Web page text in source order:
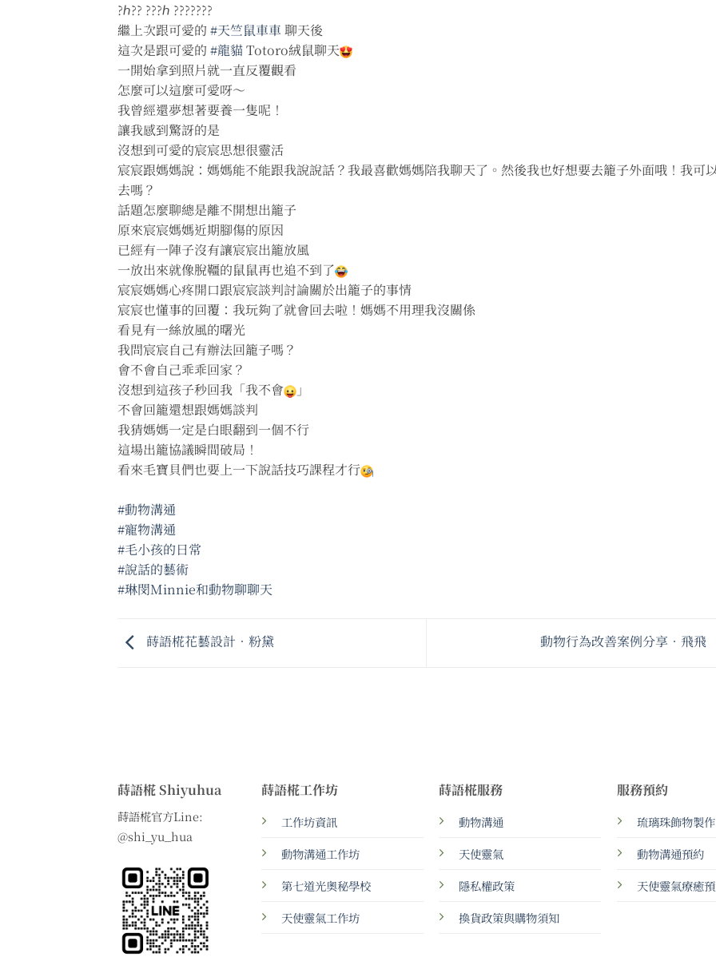
?ℎ?? ???ℎ ???????
繼上次跟可愛的 #天竺鼠車車 聊天後
這次是跟可愛的 #龍貓Totoro絨鼠聊天
一開始拿到照片就一直反覆觀看
怎麼可以這麼可愛呀～
我曾經還夢想著要養一隻呢！
讓我感到驚訝的是
沒想到可愛的宸宸思想很靈活
宸宸跟媽媽說：媽媽能不能跟我說說話？我最喜歡媽媽陪我聊天了。然後我也好想要去籠子外面哦！我可
去嗎？
話題怎麼聊總是離不開想出籠子
原來宸宸媽媽近期腳傷的原因
已經有一陣子沒有讓宸宸出籠放風
一放出來就像脫韁的鼠鼠再也追不到了
宸宸媽媽心疼開口跟宸宸談判討論關於出籠子的事情
宸宸也懂事的回覆：我玩夠了就會回去啦！媽媽不用理我沒關係
看見有一絲放風的曙光
我問宸宸自己有辦法回籠子嗎？
會不會自己乖乖回家？
沒想到這孩子秒回我「我不會
」
不會回籠還想跟媽媽談判
我猜媽媽一定是白眼翻到一個不行
這場出籠協議瞬間破局！
看來毛寶貝們也要上一下說話技巧課程才行
#動物溝通
#寵物溝通
#毛小孩的日常
#說話的藝術
#琳閔Minnie和動物聊聊天
蒔語椛花藝設計•粉黛 動物行為改善案例分享•飛飛
蒔語椛 Shiyuhua
蒔語椛官方Line:
@shi_yu_hua
蒔語椛工作坊
工作坊資訊
動物溝通工作坊
第七道光奧秘學校
天使靈氣工作坊
蒔語椛服務
動物溝通
天使靈氣
隱私權政策
換貨政策與購物須知
服務預約
琉璃珠飾物製作
動物溝通預約
天使靈氣療癒